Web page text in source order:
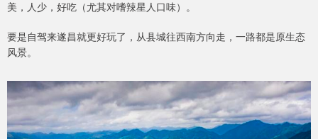
美，人少，好吃（尤其对嗜辣星人口味）。
要是自驾来遂昌就更好玩了，从县城往西南方向走，一路都是原生态
风景。